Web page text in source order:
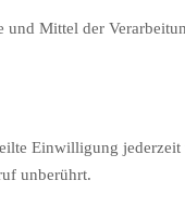
Mittel der
Einwilligung
unberührt.